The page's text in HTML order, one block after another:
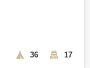
36 17